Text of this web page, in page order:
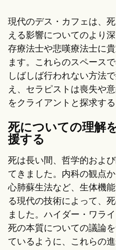
現代のデス・カフェは、
える影響についてのより
存療法士や悲嘆療法士に
ます。これらのスペース
しばしば行われない方法
え、セラピストは喪失や
をクライアントと探求す
死についての理解
援する
死は長い間、哲学的およ
てきました。内科の観点
心肺蘇生法など、生体機
る現代の技術によって、
ました。ハイダー・ワラ
死の本質についての議論
ているように、これらの